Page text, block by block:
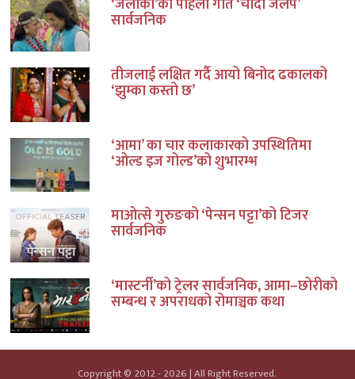
सार्वजनिक
तीजलाई लक्षित गर्दै आयो बिनोद ढकालको
‘झुम्का कस्तो छ’
‘आमा’ का चार कलाकारको उपस्थितिमा
‘ओल्ड इज गोल्ड’को शुभारम्भ
माओत्से गुरुङको ‘पेन्सन पट्टा’को टिजर
सार्वजनिक
‘मास्टर्नी’को ट्रेलर सार्वजनिक, आमा–छोरीको
सम्बन्ध र अपराधको रोमाञ्चक कथा
Copyright © 2012 - 2026 | All Right Reserved.